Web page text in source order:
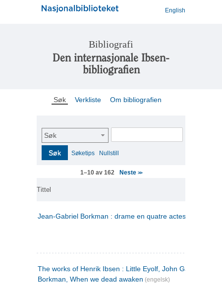
English
Bibliografi
Den internasjonale Ibsen-
bibliografien
Søk Verkliste Om bibliografien
Søk
Søk Søketips Nullstill
1–10 av 162 Neste >>
Tittel
Jean-Gabriel Borkman : drame en quatre actes
The works of Henrik Ibsen : Little Eyolf, John Gabriel
Borkman, When we dead awaken (engelsk)